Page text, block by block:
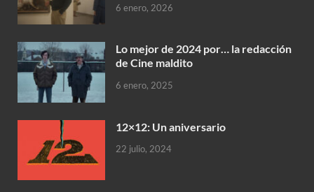
6 enero, 2026
Lo mejor de 2024 por… la redacción
de Cine maldito
6 enero, 2025
12×12: Un aniversario
22 julio, 2024